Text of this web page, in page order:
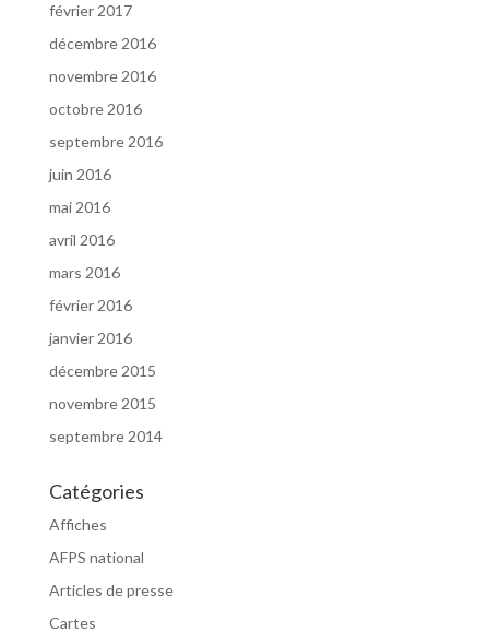
février 2017
décembre 2016
novembre 2016
octobre 2016
septembre 2016
juin 2016
mai 2016
avril 2016
mars 2016
février 2016
janvier 2016
décembre 2015
novembre 2015
septembre 2014
Catégories
Affiches
AFPS national
Articles de presse
Cartes